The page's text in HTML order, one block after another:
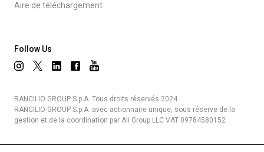
Aire de téléchargement
Follow Us
RANCILIO GROUP S.p.A. Tous droits réservés 2024.
RANCILIO GROUP S.p.A. avec actionnaire unique, sous réserve de la
gestion et de la coordination par Ali Group LLC VAT 09784580152